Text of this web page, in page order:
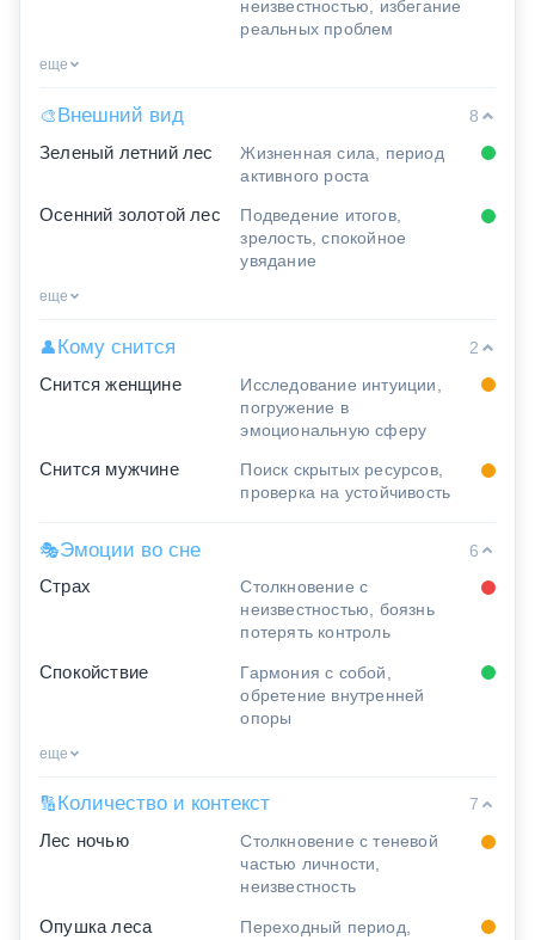
неизвестностью, избегание
реальных проблем
еще
🎨Внешний вид
8
Зеленый летний лес
Жизненная сила, период
активного роста
Осенний золотой лес
Подведение итогов,
зрелость, спокойное
увядание
еще
👤Кому снится
2
Снится женщине
Исследование интуиции,
погружение в
эмоциональную сферу
Снится мужчине
Поиск скрытых ресурсов,
проверка на устойчивость
🎭Эмоции во сне
6
Страх
Столкновение с
неизвестностью, боязнь
потерять контроль
Спокойствие
Гармония с собой,
обретение внутренней
опоры
еще
🔢 Количество и контекст
7
Лес ночью
Столкновение с теневой
частью личности,
неизвестность
Опушка леса
Переходный период,